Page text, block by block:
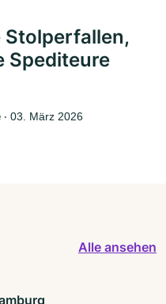
Stolperfallen,
Spediteure
‧ 03. März 2026
Alle ansehen